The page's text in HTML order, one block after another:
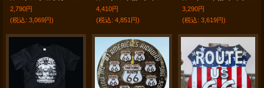
2,790円
(税込: 3,069円)
4,410円
(税込: 4,851円)
3,290円
(税込: 3,619円)